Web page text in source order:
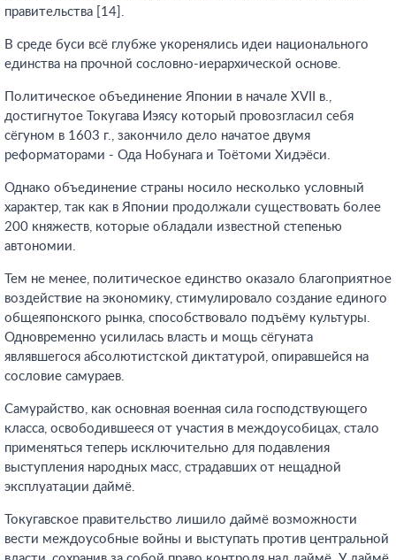
правительства [14].
В среде буси всё глубже укоренялись идеи национального
единства на прочной сословно-иерархической основе.
Политическое объединение Японии в начале XVII в.,
достигнутое Токугава Иэясу который провозгласил себя
сёгуном в 1603 г., закончило дело начатое двумя
реформаторами - Ода Нобунага и Тоётоми Хидэёси.
Однако объединение страны носило несколько условный
характер, так как в Японии продолжали существовать более
200 княжеств, которые обладали известной степенью
автономии.
Тем не менее, политическое единство оказало благоприятное
воздействие на экономику, стимулировало создание единого
общеяпонского рынка, способствовало подъёму культуры.
Одновременно усилилась власть и мощь сёгуната
являвшегося абсолютистской диктатурой, опиравшейся на
сословие самураев.
Самурайство, как основная военная сила господствующего
класса, освободившееся от участия в междоусобицах, стало
применяться теперь исключительно для подавления
выступления народных масс, страдавших от нещадной
эксплуатации даймё.
Токугавское правительство лишило даймё возможности
вести междоусобные войны и выступать против центральной